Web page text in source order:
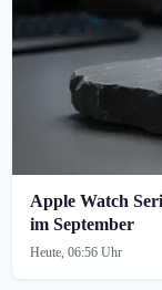
Apple Watch
im September
Heute, 06:56 Uhr